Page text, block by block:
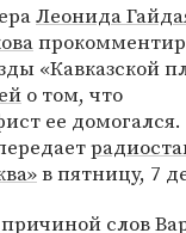
Леонида
«Кавказской
о том, что
ее домогался.
в пятницу, 7
слов